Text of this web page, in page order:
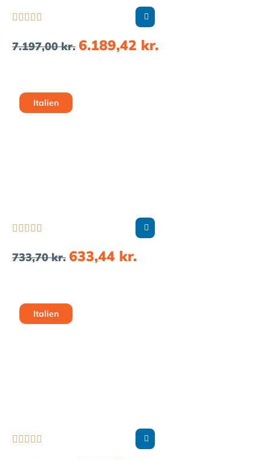
    
7.197,00kr. 6.189,42 kr.
Italien
    
733,70kr. 633,44 kr.
Italien
    